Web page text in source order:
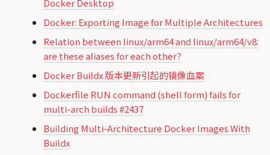
Docker Desktop
Docker: Exporting Image for Multiple Architectures
Relation between linux/arm64 and linux/arm64/v8:
are these aliases for each other?
Docker Buildx 版本更新引起的镜像血案
Dockerfile RUN command (shell form) fails for
multi-arch builds #2437
Building Multi-Architecture Docker Images With
Buildx